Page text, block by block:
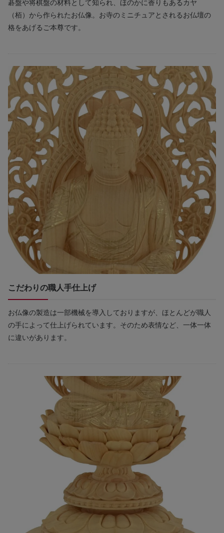
碁盤や将棋盤の材料として知られ、ほのかに香りもあるカヤ
（栢）から作られたお仏像。お寺のミニチュアとされるお仏壇の
格をあげるご本尊です。
こだわりの職人手仕上げ
お仏像の製造は一部機械を導入しておりますが、ほとんどが職人
の手によって仕上げられています。そのため表情など、一体一体
に違いがあります。